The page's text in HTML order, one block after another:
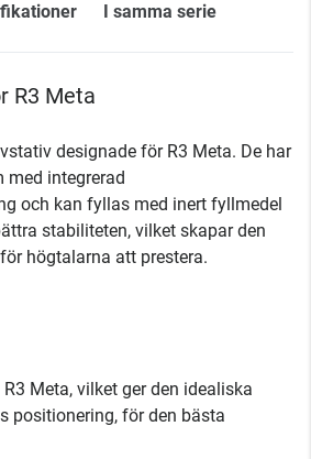
I samma serie
R3 Meta
designade för R3 Meta. De har
med integrerad
och kan fyllas med inert fyllmedel
stabiliteten, vilket skapar den
högtalarna att prestera.
Meta, vilket ger den idealiska
positionering, för den bästa